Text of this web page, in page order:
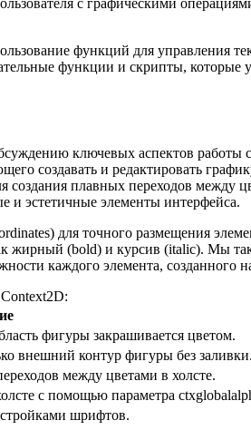
функций для управления
функции и скрипты,
ключевых аспектов работы
создавать и редактировать
создания плавных переходов
и эстетичные элементы интерфейса.
для точного размещения
жирный (bold) и курсив (italic). Мы
каждого элемента, созданного
фигуры закрашивается цветом.
внешний контур фигуры без заливки.
между цветами в холсте.
с помощью параметра
шрифтов.